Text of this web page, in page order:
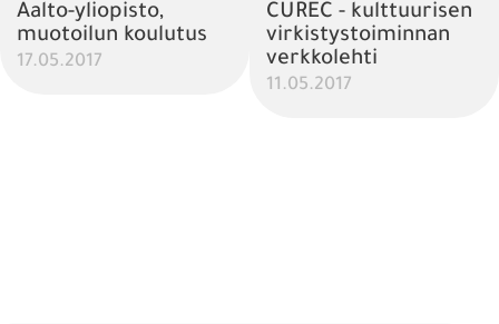
Aalto-yliopisto,
muotoilun koulutus
17.05.2017
CUREC - kulttuurisen
virkistystoiminnan
verkkolehti
11.05.2017